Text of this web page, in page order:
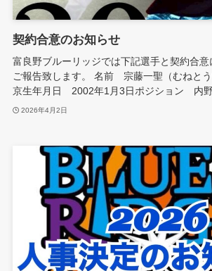
契約合意のお知らせ
富良野ブルーリッジでは下記選手と契約合意
ご報告致します。 名前 宗藤一聖（むねと
京生年月日 2002年1月3日ポジション 内野
2026年4月2日